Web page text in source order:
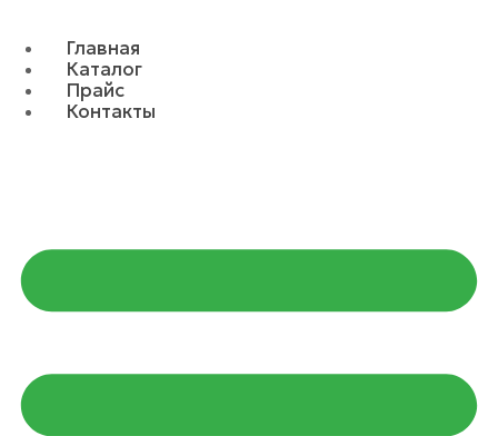
Главная
Каталог
Прайс
Контакты